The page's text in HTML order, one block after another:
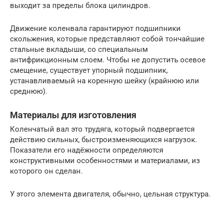
выходит за пределы блока цилиндров.
Движение коленвала гарантируют подшипники
скольжения, которые представляют собой тончайшие
стальные вкладыши, со специальным
антифрикционным слоем. Чтобы не допустить осевое
смещение, существует упорный подшипник,
устанавливаемый на коренную шейку (крайнюю или
среднюю).
Материалы для изготовления
Коленчатый вал это трудяга, который подвергается
действию сильных, быстроизменяющихся нагрузок.
Показатели его надёжности определяются
конструктивными особенностями и материалами, из
которого он сделан.
У этого элемента двигателя, обычно, цельная структура.